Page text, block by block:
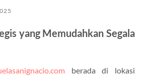
yang Memudahkan Segala
berada di lokasi